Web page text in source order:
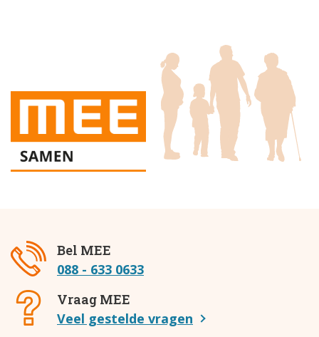
Bel MEE
088 - 633 0633
Vraag MEE
Veel gestelde vragen